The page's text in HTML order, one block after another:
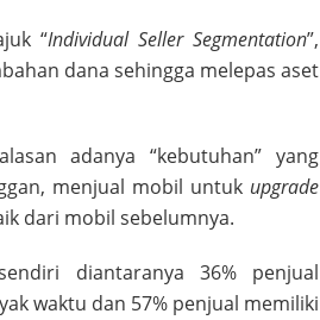
“Individual Seller Segmentation”,
dana sehingga melepas aset
adanya “kebutuhan” yang
menjual mobil untuk upgrade
dari mobil sebelumnya.
diantaranya 36% penjual
waktu dan 57% penjual memiliki